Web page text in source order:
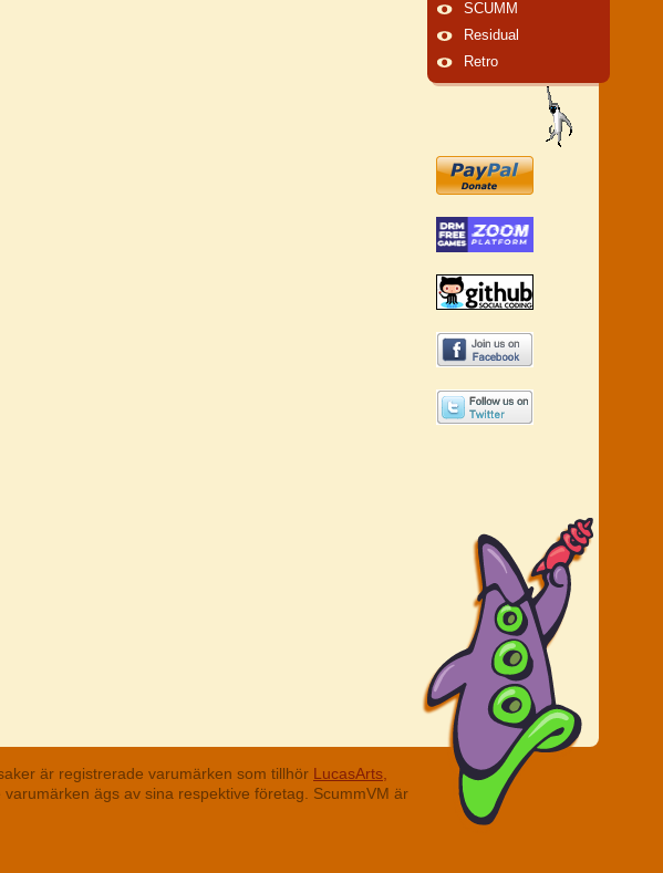
SCUMM
Residual
Retro
är registrerade varumärken som tillhör LucasArts,
ägs av sina respektive företag. ScummVM är